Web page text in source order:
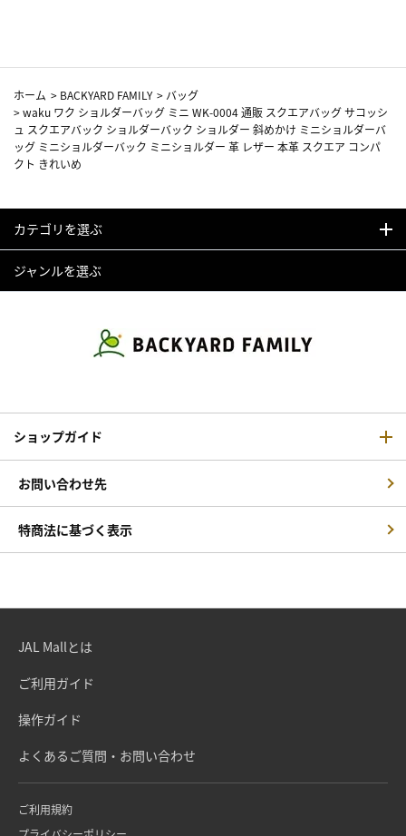
ホーム > BACKYARD FAMILY > バッグ
>waku ワク ショルダーバッグ ミニ WK-0004 通販 スクエアバッグ サコッシ
ュ スクエアバック ショルダーバック ショルダー 斜めかけ ミニショルダーバ
ッグ ミニショルダーバック ミニショルダー 革 レザー 本革 スクエア コンパ
クト きれいめ
カテゴリを選ぶ
ジャンルを選ぶ
ショップガイド
お問い合わせ先
特商法に基づく表示
JAL Mallとは
ご利用ガイド
操作ガイド
よくあるご質問・お問い合わせ
ご利用規約